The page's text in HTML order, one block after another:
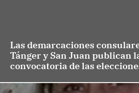
Las demarcaciones
Tánger y San Juan publican
convocatoria de las